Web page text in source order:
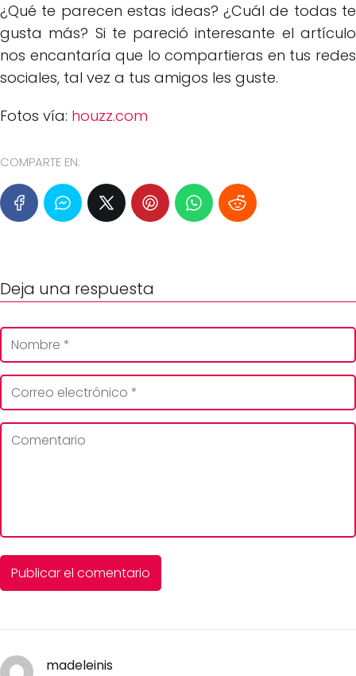
¿Qué te parecen estas ideas? ¿Cuál de todas te
gusta más? Si te pareció interesante el artículo
nos encantaría que lo compartieras en tus redes
sociales, tal vez a tus amigos les guste.
Fotos vía: houzz.com
COMPARTE EN:
madeleinis
Deja una respuesta